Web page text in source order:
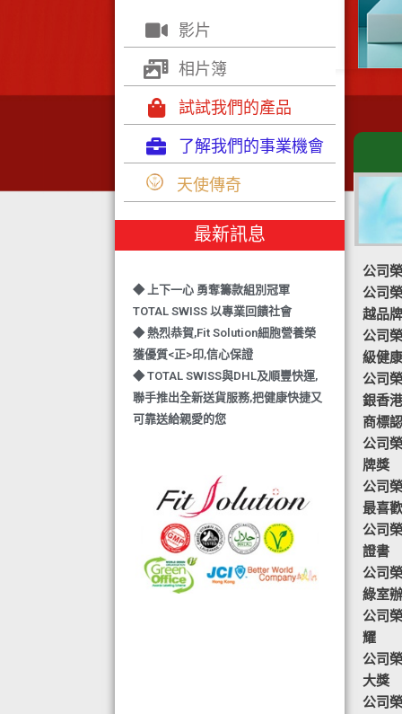
影片
相片簿
試試我們的產品
了解我們的事業機會
天使傳奇
最新訊息
◆ TOTAL SWISS 勇奪 亞洲知識管理
學院 3項殊榮
獎,中銀香港環保優秀企業證書及星級
◆ 上下一心 勇奪籌款組別冠軍
TOTAL SWISS 以專業回饋社會
◆ 熱烈恭賀,Fit Solution細胞營養榮
獲優質<正>印,信心保證
◆ TOTAL SWISS與DHL及順豐快運,
聯手推出全新送貨服務,把健康快捷又
可靠送給親愛的您
可的香港標準及檢定中心測試,證明符
合香港食品標準,不含重金屬,農藥,細
菌,並頒發香港優質正印.
◆ 熱烈恭賀,FIT SOLUTION細胞營養
榮獲澳門廚皇協會頒發-我最喜愛的健
康飲品金獎
公司
公司
越品
公司
級健
公司
銀香
商標
公司
牌獎
公司
最喜
公司
證書
公司
綠室
公司
耀
公司
大獎
公司